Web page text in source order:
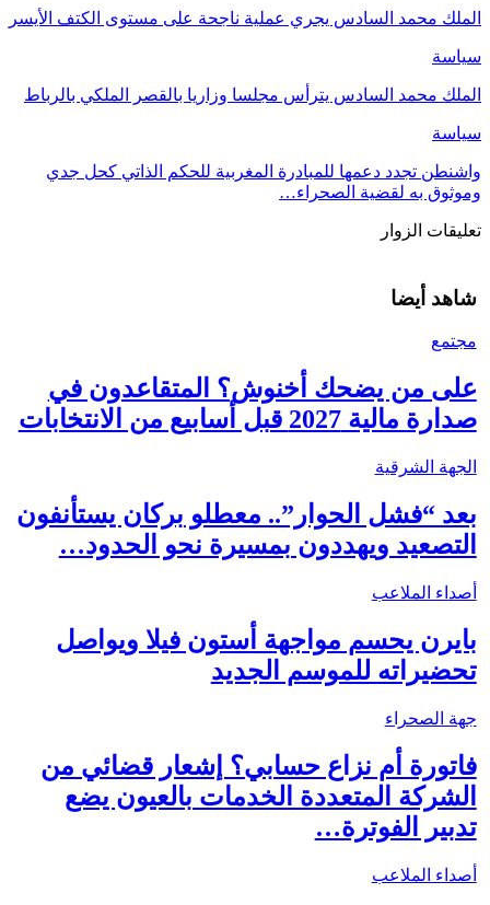
الملك محمد السادس يجري عملية ناجحة على مستوى الكتف الأيسر
سياسة
الملك محمد السادس يترأس مجلسا وزاريا بالقصر الملكي بالرباط
سياسة
واشنطن تجدد دعمها للمبادرة المغربية للحكم الذاتي كحل جدي
وموثوق به لقضية الصحراء…
تعليقات الزوار
شاهد أيضا
مجتمع
على من يضحك أخنوش؟ المتقاعدون في
صدارة مالية 2027 قبل أسابيع من الانتخابات
الجهة الشرقية
بعد “فشل الحوار”.. معطلو بركان يستأنفون
التصعيد ويهددون بمسيرة نحو الحدود…
أصداء الملاعب
بايرن يحسم مواجهة أستون فيلا ويواصل
تحضيراته للموسم الجديد
جهة الصحراء
فاتورة أم نزاع حسابي؟ إشعار قضائي من
الشركة المتعددة الخدمات بالعيون يضع
تدبير الفوترة…
أصداء الملاعب